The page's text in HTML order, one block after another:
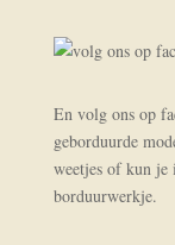
En volg ons op
geborduurde
weetjes of kun je
borduurwerkje.